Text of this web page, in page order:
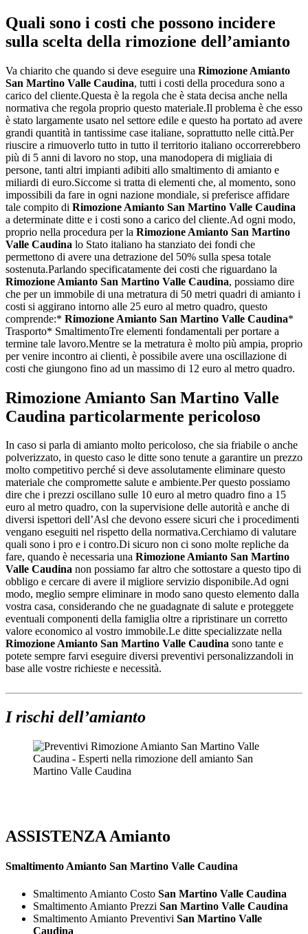
Quali sono i costi che possono incidere
sulla scelta della rimozione dell’amianto
Va chiarito che quando si deve eseguire una Rimozione Amianto
San Martino Valle Caudina, tutti i costi della procedura sono a
carico del cliente.Questa è la regola che è stata decisa anche nella
normativa che regola proprio questo materiale.Il problema è che esso
è stato largamente usato nel settore edile e questo ha portato ad avere
grandi quantità in tantissime case italiane, soprattutto nelle città.Per
riuscire a rimuoverlo tutto in tutto il territorio italiano occorrerebbero
più di 5 anni di lavoro no stop, una manodopera di migliaia di
persone, tanti altri impianti adibiti allo smaltimento di amianto e
miliardi di euro.Siccome si tratta di elementi che, al momento, sono
impossibili da fare in ogni nazione mondiale, si preferisce affidare
tale compito di Rimozione Amianto San Martino Valle Caudina
a determinate ditte e i costi sono a carico del cliente.Ad ogni modo,
proprio nella procedura per la Rimozione Amianto San Martino
Valle Caudina lo Stato italiano ha stanziato dei fondi che
permettono di avere una detrazione del 50% sulla spesa totale
sostenuta.Parlando specificatamente dei costi che riguardano la
Rimozione Amianto San Martino Valle Caudina, possiamo dire
che per un immobile di una metratura di 50 metri quadri di amianto i
costi si aggirano intorno alle 25 euro al metro quadro, questo
comprende:* Rimozione Amianto San Martino Valle Caudina*
Trasporto* SmaltimentoTre elementi fondamentali per portare a
termine tale lavoro.Mentre se la metratura è molto più ampia, proprio
per venire incontro ai clienti, è possibile avere una oscillazione di
costi che giungono fino ad un massimo di 12 euro al metro quadro.
Rimozione Amianto San Martino Valle
Caudina particolarmente pericoloso
In caso si parla di amianto molto pericoloso, che sia friabile o anche
polverizzato, in questo caso le ditte sono tenute a garantire un prezzo
molto competitivo perché si deve assolutamente eliminare questo
materiale che compromette salute e ambiente.Per questo possiamo
dire che i prezzi oscillano sulle 10 euro al metro quadro fino a 15
euro al metro quadro, con la supervisione delle autorità e anche di
diversi ispettori dell’Asl che devono essere sicuri che i procedimenti
vengano eseguiti nel rispetto della normativa.Cerchiamo di valutare
quali sono i pro e i contro.Di sicuro non ci sono molte repliche da
fare, quando è necessaria una Rimozione Amianto San Martino
Valle Caudina non possiamo far altro che sottostare a questo tipo di
obbligo e cercare di avere il migliore servizio disponibile.Ad ogni
modo, meglio sempre eliminare in modo sano questo elemento dalla
vostra casa, considerando che ne guadagnate di salute e proteggete
eventuali componenti della famiglia oltre a ripristinare un corretto
valore economico al vostro immobile.Le ditte specializzate nella
Rimozione Amianto San Martino Valle Caudina sono tante e
potete sempre farvi eseguire diversi preventivi personalizzandoli in
base alle vostre richieste e necessità.
I rischi dell’amianto
ASSISTENZA Amianto
Smaltimento Amianto San Martino Valle Caudina
Smaltimento Amianto Costo San Martino Valle Caudina
Smaltimento Amianto Prezzi San Martino Valle Caudina
Smaltimento Amianto Preventivi San Martino Valle
Caudina